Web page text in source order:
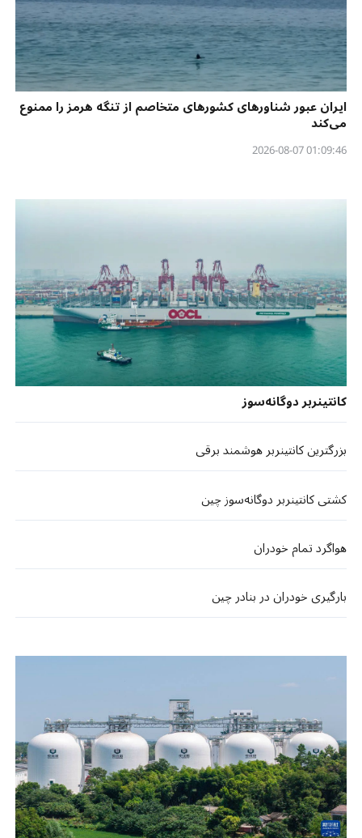
ایران عبور شناورهای کشورهای متخاصم از تنگه هرمز را ممنوع
می‌کند
01:09:46 2026-08-07
کانتینربر دوگانه‌سوز
بزرگترین کانتینربر هوشمند برقی
کشتی کانتینربر دوگانه‌سوز چین
هواگرد تمام خودران
بارگیری خودران در بنادر چین